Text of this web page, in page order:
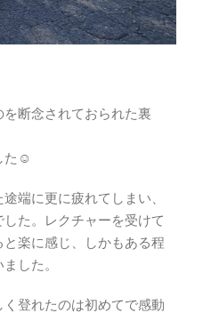
断念されておられた裏
た☺
端に更に疲れてしまい、
た。レクチャーを受けて
楽に感じ、しかもある程
した。
登れたのは初めてで感動